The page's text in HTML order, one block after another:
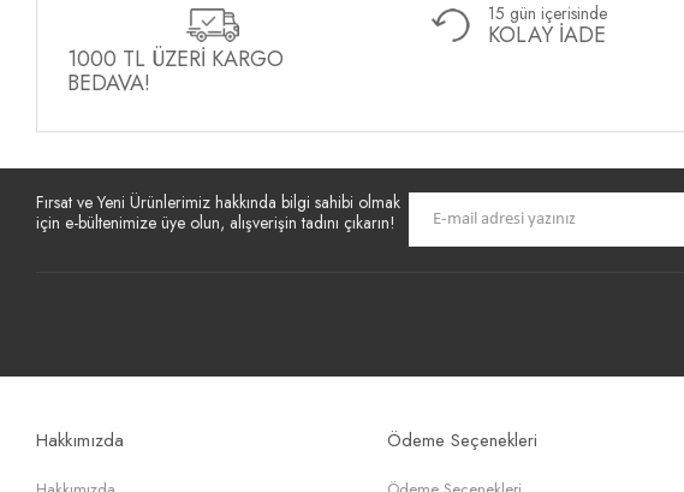
1000 TL ÜZERİ KARGO
BEDAVA!
15 gün içerisinde
KOLAY İADE
Fırsat ve Yeni Ürünlerimiz hakkında bilgi sahibi olmak
için e-bültenimize üye olun, alışverişin tadını çıkarın!
Hakkımızda Ödeme Seçenekleri